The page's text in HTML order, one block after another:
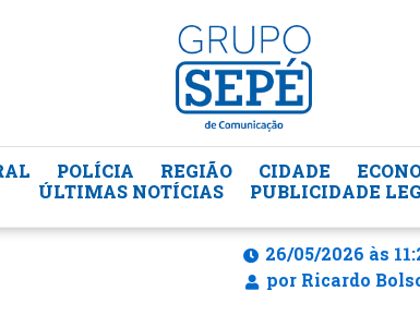
POLÍCIA REGIÃO CIDADE
ÚLTIMAS NOTÍCIAS
PUBLICIDADE
26/05/2026 às
por Ricardo